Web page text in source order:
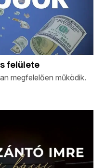
felülete
megfelelően működik.